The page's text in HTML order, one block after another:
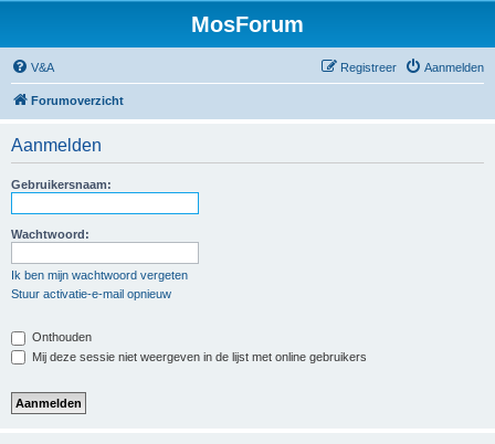
MosForum
V&A Aanmelden
Registreer
Forumoverzicht
Aanmelden
Gebruikersnaam:
Wachtwoord:
Ik ben mijn wachtwoord vergeten
Stuur activatie-e-mail opnieuw
Onthouden
Mij deze sessie niet weergeven in de lijst met online gebruikers